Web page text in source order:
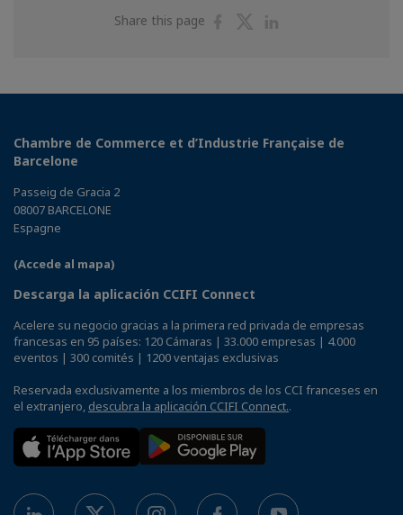
Share this page
ShareShare
Chambre de Commerce et d’Industrie Française de
Barcelone
Passeig de Gracia 2
08007 BARCELONE
Espagne
(Accede al mapa)
Descarga la aplicación CCIFI Connect
Acelere su negocio gracias a la primera red privada de empresas
francesas en 95 países: 120 Cámaras | 33.000 empresas | 4.000
eventos | 300 comités | 1200 ventajas exclusivas
Reservada exclusivamente a los miembros de los CCI franceses en
el extranjero, descubra la aplicación CCIFI Connect..